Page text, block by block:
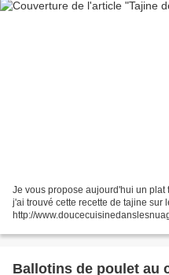
Je vous propose aujourd'hui un
j'ai trouvé cette recette de tajine sur
http://
Ballotins de poulet au